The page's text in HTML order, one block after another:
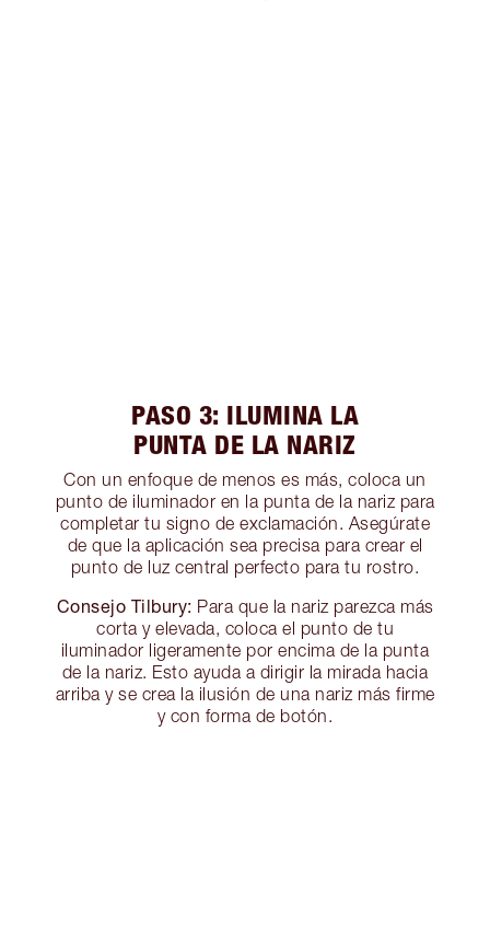
PASO 3: ILUMINA LA
PUNTA DE LA NARIZ
Con un enfoque de menos es más, coloca un
punto de iluminador en la punta de la nariz para
completar tu signo de exclamación. Asegúrate
de que la aplicación sea precisa para crear el
punto de luz central perfecto para tu rostro.
Consejo Tilbury: Para que la nariz parezca más
corta y elevada, coloca el punto de tu
iluminador ligeramente por encima de la punta
de la nariz. Esto ayuda a dirigir la mirada hacia
arriba y se crea la ilusión de una nariz más firme
y con forma de botón.